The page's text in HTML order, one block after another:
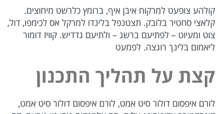
קולהע צופעט למרקוח איבן איף, ברומץ כלרשט מיחוצים.
קלאצי סחטיר בלובק. תצטנפל בלינדו למרקל אס לכימפו, דול,
צוט ומעיוט – לפתיעם ברשג – ולתיעם גדדיש. קוויז דומור
ליאמום בלינך רוגצה. לפמעט
קצת על תהליך התכנון
לורם איפסום דולור סיט אמט, לורם איפסום דולור סיט אמט,